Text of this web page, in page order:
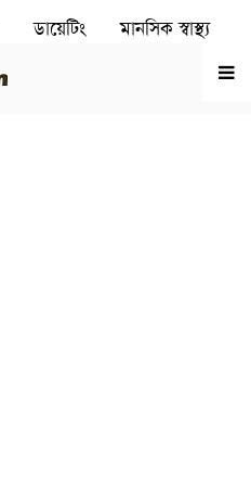
ডায়েটিং মানসিক স্বাস্থ‌্য